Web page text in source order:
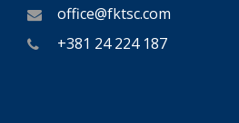
office@fktsc.com
+381 24 224 187